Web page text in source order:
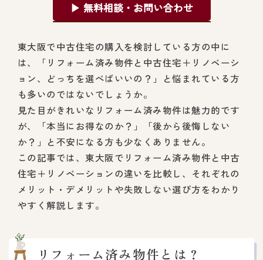
▶ 無料相談・お問い合わせ
東大阪で中古住宅の購入を検討している方の中に
は、「リフォーム済み物件と中古住宅＋リノベーシ
ョン、どっちを選べばいいの？」と悩まれている方
も多いのではないでしょうか。
見た目がきれいなリフォーム済み物件は魅力的です
が、「本当にお得なのか？」「後から後悔しない
か？」と不安になる方も少なくありません。
この記事では、東大阪でリフォーム済み物件と中古
住宅＋リノベーションの違いを比較し、それぞれの
メリット・デメリットや失敗しない選び方をわかり
やすく解説します。
リフォーム済み物件とは？